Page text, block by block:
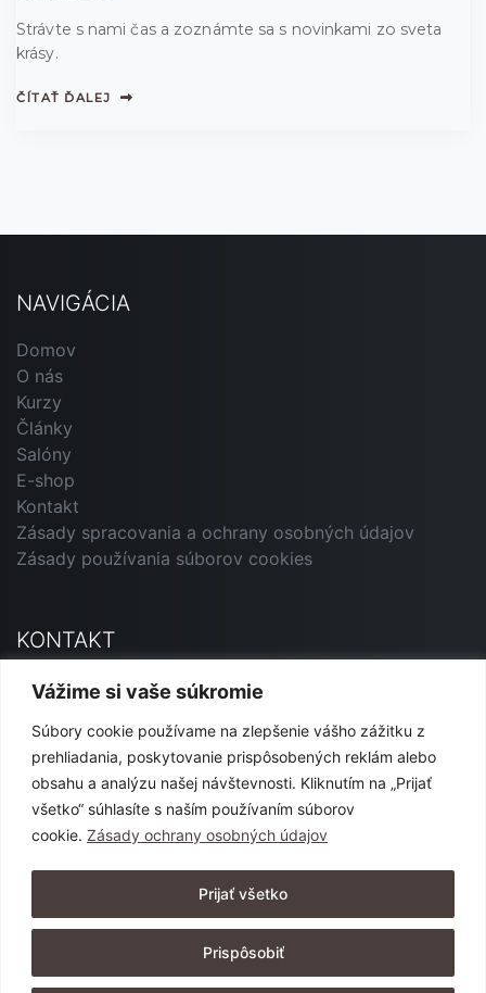
Vážime si vaše súkromie
Súbory cookie používame na zlepšenie vášho zážitku z
prehliadania, poskytovanie prispôsobených reklám alebo
obsahu a analýzu našej návštevnosti. Kliknutím na „Prijať
všetko“ súhlasíte s naším používaním súborov
cookie. Zásady ochrany osobných údajov
Prispôsobiť
Prijať všetko
Strávte s nami čas a zoznámte sa s novinkami zo sveta
krásy.
ČÍTAŤ ĎALEJ
NAVIGÁCIA
Domov
O nás
Kurzy
Články
Salóny
E-shop
Kontakt
Zásady spracovania a ochrany osobných údajov
Zásady používania súborov cookies
KONTAKT
Primavera Andorrana SK
marketing@primavera-and.sk
0911 540 444 alebo 0904 152 365
SLEDUJTE NÁS